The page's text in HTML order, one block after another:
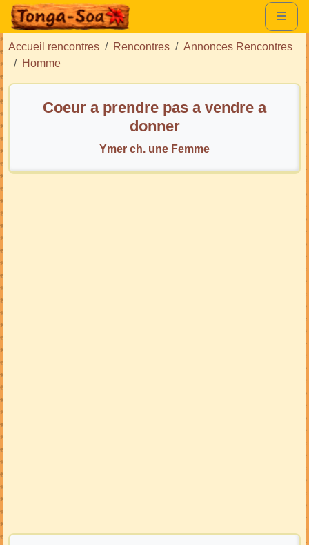
Accueil rencontres Rencontres
Annonces Rencontres
Homme
Coeur a prendre pas a vendre a
donner
Ymer ch. une Femme